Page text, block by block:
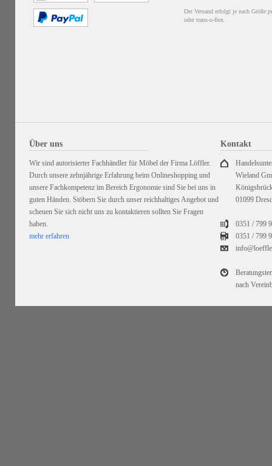
Der Versand erfolgt je nach Größe
oder trans-o-flex.
Über uns
Wir sind autorisierter Fachhändler für Möbel der Firma Löffler.
Durch unsere zehnjährige Erfahrung beim Onlineshopping und
unsere Fachkompetenz im Bereich Ergonomie sind Sie bei uns in
guten Händen. Stöbern Sie durch unser reichhaltiges Angebot und
scheuen Sie sich nicht uns zu kontaktieren sollten Sie Fragen
haben.
mehr erfahren
Kontakt
Wieland
01099
0351 / 799
0351 /799
nach